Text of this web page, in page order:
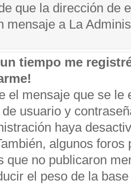
que la dirección de
mensaje a La
tiempo me
el mensaje que se
usuario y
haya
algunos
que no publicaron
el peso de la